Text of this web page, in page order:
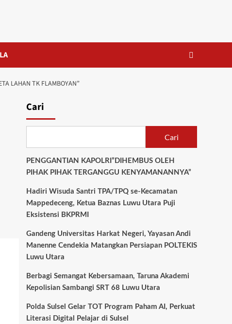
LAHAN TK FLAMBOYAN”
Cari
Cari
PENGGANTIAN KAPOLRI”DIHEMBUS OLEH
PIHAK PIHAK TERGANGGU KENYAMANANNYA”
Hadiri Wisuda Santri TPA/TPQ se-Kecamatan
Mappedeceng, Ketua Baznas Luwu Utara Puji
Eksistensi BKPRMI
Gandeng Universitas Harkat Negeri, Yayasan Andi
Manenne Cendekia Matangkan Persiapan POLTEKIS
Luwu Utara
Berbagi Semangat Kebersamaan, Taruna Akademi
Kepolisian Sambangi SRT 68 Luwu Utara
Polda Sulsel Gelar TOT Program Paham AI, Perkuat
Literasi Digital Pelajar di Sulsel